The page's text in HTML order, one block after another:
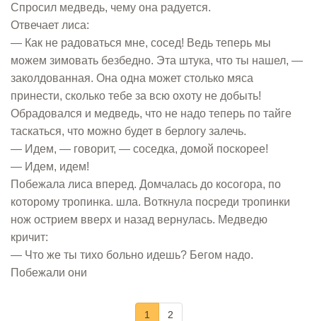
Спросил медведь, чему она радуется.
Отвечает лиса:
— Как не радоваться мне, сосед! Ведь теперь мы
можем зимовать безбедно. Эта штука, что ты нашел, —
заколдованная. Она одна может столько мяса
принести, сколько тебе за всю охоту не добыть!
Обрадовался и медведь, что не надо теперь по тайге
таскаться, что можно будет в берлогу залечь.
— Идем, — говорит, — соседка, домой поскорее!
— Идем, идем!
Побежала лиса вперед. Домчалась до косогора, по
которому тропинка. шла. Воткнула посреди тропинки
нож острием вверх и назад вернулась. Медведю
кричит:
— Что же ты тихо больно идешь? Бегом надо.
Побежали они
1 2